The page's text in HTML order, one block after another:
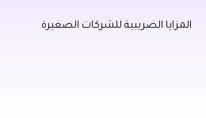
المزايا الضريبية للشركات الصغيرة